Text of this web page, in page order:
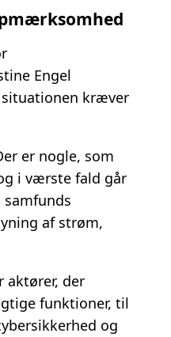
Engel
situationen kræver
er nogle, som
i værste fald går
af strøm,
aktører, der
funktioner, til
og